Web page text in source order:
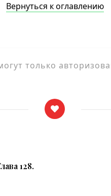
Вернуться к оглавлению
только
128.